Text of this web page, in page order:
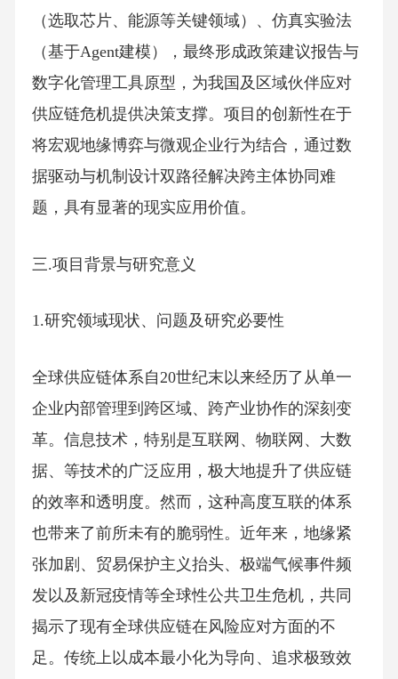
（选取芯片、能源等关键领域）、仿真实验法
（基于Agent建模），最终形成政策建议报告与
数字化管理工具原型，为我国及区域伙伴应对
供应链危机提供决策支撑。项目的创新性在于
将宏观地缘博弈与微观企业行为结合，通过数
据驱动与机制设计双路径解决跨主体协同难
题，具有显著的现实应用价值。
三.项目背景与研究意义
1.研究领域现状、问题及研究必要性
全球供应链体系自20世纪末以来经历了从单一
企业内部管理到跨区域、跨产业协作的深刻变
革。信息技术，特别是互联网、物联网、大数
据、等技术的广泛应用，极大地提升了供应链
的效率和透明度。然而，这种高度互联的体系
也带来了前所未有的脆弱性。近年来，地缘紧
张加剧、贸易保护主义抬头、极端气候事件频
发以及新冠疫情等全球性公共卫生危机，共同
揭示了现有全球供应链在风险应对方面的不
足。传统上以成本最小化为导向、追求极致效